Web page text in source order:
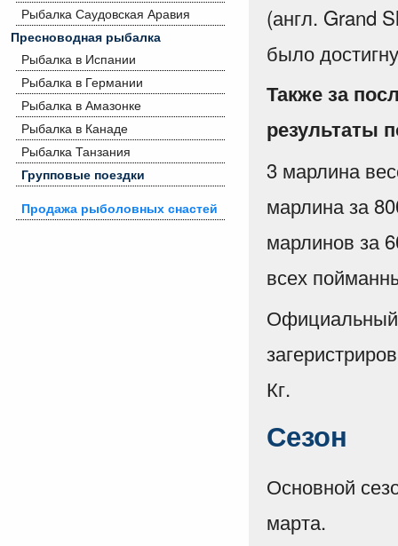
Рыбалка Саудовская Аравия
Пресноводная рыбалка
Рыбалка в Испании
Рыбалка в Германии
Рыбалка в Амазонке
Рыбалка в Канаде
Рыбалка Танзания
Групповые поездки
Продажа рыболовных снастей
(англ. Grand
было
Также за
результаты
3 марлина
марлина за
марлинов за
всех
Официальный
Кг.
Сезон
Основной
марта.